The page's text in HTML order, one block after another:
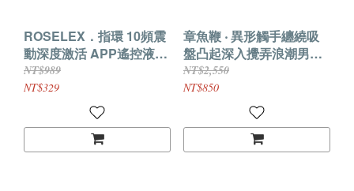
ROSELEX．指環 10頻震
動深度激活 APP遙控液晶
屏顯前列腺按摩器【白
色】
NT$989
NT$329
章魚鞭 ‧ 異形觸手纏繞吸
盤凸起深入攪弄浪潮男女
通用震動棒﹝9頻強
震/LED液晶顯示幕/親膚矽
膠+磁吸充電﹞
NT$2,550
NT$850